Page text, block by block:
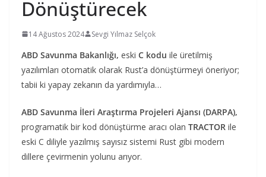
Dönüştürecek
14 Ağustos 2024 Sevgi Yılmaz Selçok
ABD Savunma Bakanlığı, eski C kodu ile üretilmiş
yazılımları otomatik olarak Rust’a dönüştürmeyi öneriyor;
tabii ki yapay zekanın da yardımıyla…
ABD Savunma İleri Araştırma Projeleri Ajansı (DARPA),
programatik bir kod dönüştürme aracı olan TRACTOR ile
eski C diliyle yazılmış sayısız sistemi Rust gibi modern
dillere çevirmenin yolunu arıyor.